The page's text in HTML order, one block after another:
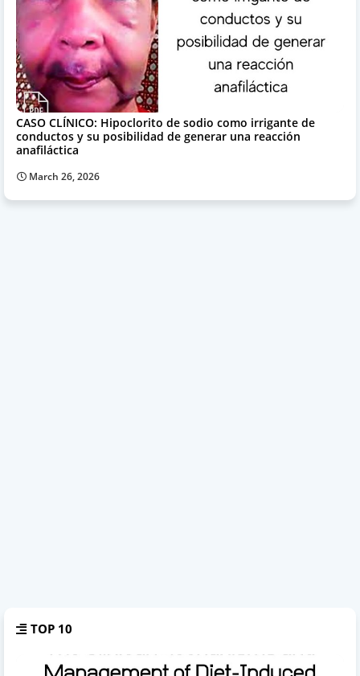
CASO CLÍNICO: Hipoclorito de sodio como irrigante de
conductos y su posibilidad de generar una reacción
anafiláctica
March 26, 2026
TOP 10